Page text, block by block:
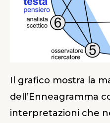
Il grafico mostra la
dell’Enneagramma
interpretazioni che